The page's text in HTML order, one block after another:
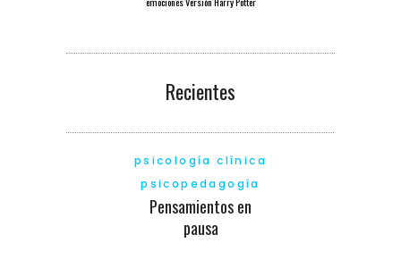
Recientes
psicología clínica
psicopedagogía
Pensamientos en
pausa